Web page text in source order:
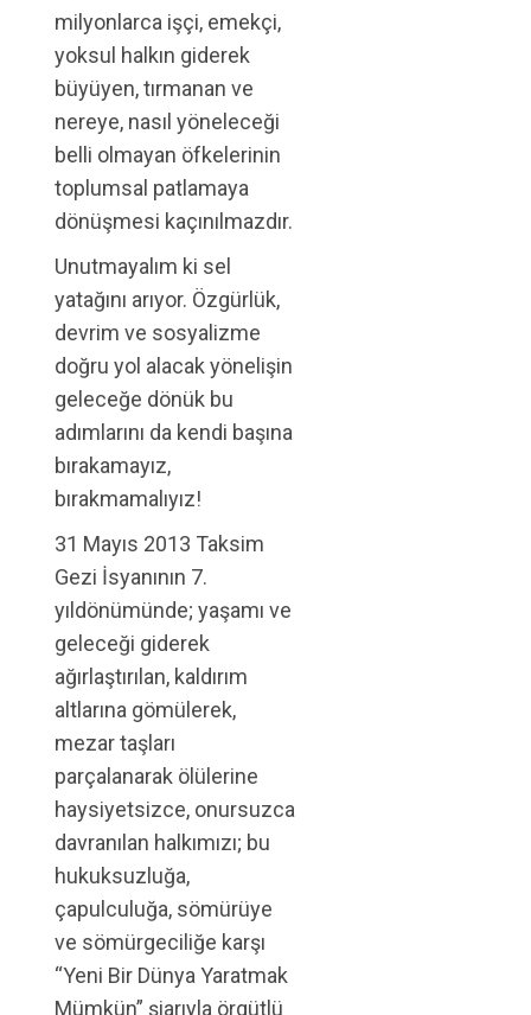
milyonlarca işçi, emekçi,
yoksul halkın giderek
büyüyen, tırmanan ve
nereye, nasıl yöneleceği
belli olmayan öfkelerinin
toplumsal patlamaya
dönüşmesi kaçınılmazdır.
Unutmayalım ki sel
yatağını arıyor. Özgürlük,
devrim ve sosyalizme
doğru yol alacak yönelişin
geleceğe dönük bu
adımlarını da kendi başına
bırakamayız,
bırakmamalıyız!
31 Mayıs 2013 Taksim
Gezi İsyanının 7.
yıldönümünde; yaşamı ve
geleceği giderek
ağırlaştırılan, kaldırım
altlarına gömülerek,
mezar taşları
parçalanarak ölülerine
haysiyetsizce, onursuzca
davranılan halkımızı; bu
hukuksuzluğa,
çapulculuğa, sömürüye
ve sömürgeciliğe karşı
“Yeni Bir Dünya Yaratmak
Mümkün” şiarıyla örgütlü